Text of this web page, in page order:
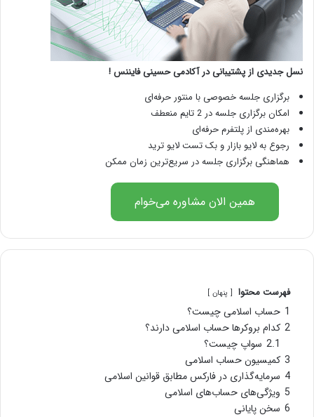
نسل جدیدی از پشتیبانی در آکادمی حسینی فایننس !
برگزاری جلسه خصوصی با منتور حرفه‌ای
امکان برگزاری جلسه در 2 تایم منعطف
بهره‌مندی از پلتفرم حرفه‌ای
رجوع به لایو بازار و بک تست لایو ترید
هماهنگی برگزاری جلسه در سریع‌ترین زمان ممکن
همین الان مشاوره می‌خوام
فهرست محتوا پنهان
1 حساب اسلامی چیست؟
2 کدام بروکرها حساب اسلامی دارند؟
2.1 سواپ چیست؟
3 کمیسیون حساب اسلامی
4 سرمایه‌گذاری در فارکس مطابق قوانین اسلامی
5 ویژگی‌های حساب‌های اسلامی
6 سخن پایانی